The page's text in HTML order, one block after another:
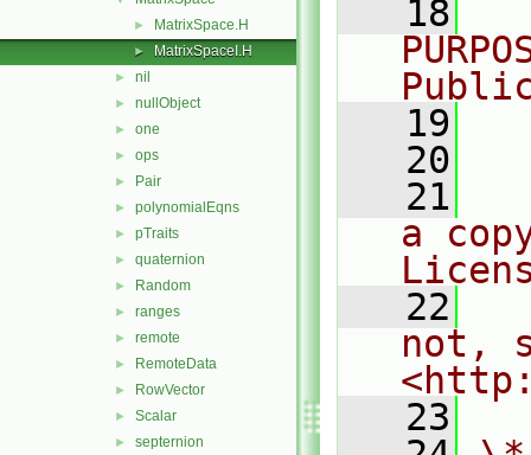
► MatrixSpace.H
► MatrixSpaceI.H
► nil
► nullObject
► one
► ops
► Pair
► polynomialEqns
► pTraits
► quaternion
► Random
► ranges
► remote
► RemoteData
► RowVector
► Scalar
► septernion
   18
   19
   20
   21
a
   22
not,
   23